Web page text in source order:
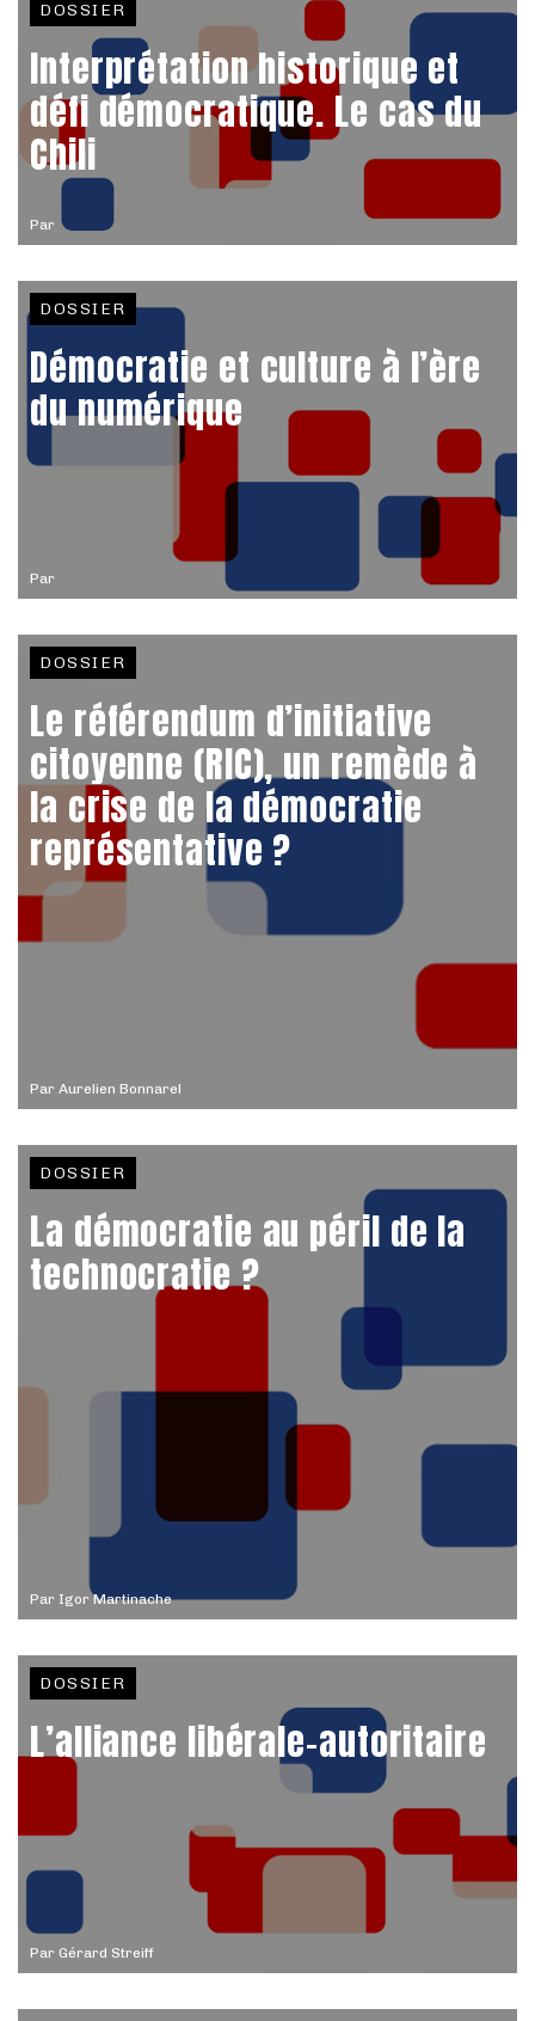
Par
DOSSIER
Interprétation historique et
défi démocratique. Le cas du
Chili
Par
DOSSIER
Démocratie et culture à l’ère
du numérique
Par Aurelien Bonnarel
DOSSIER
Le référendum d’initiative
citoyenne (RIC), un remède à
la crise de la démocratie
représentative ?
Par Igor Martinache
DOSSIER
La démocratie au péril de la
technocratie ?
Par Gérard Streiff
DOSSIER
L’alliance libérale-autoritaire